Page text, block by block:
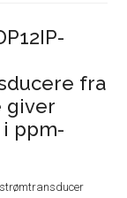
fra
giver
ppm-